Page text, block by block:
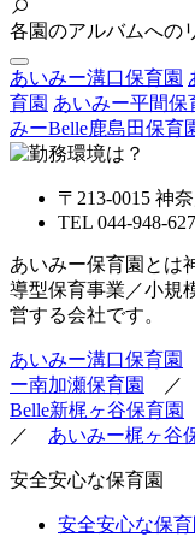
各園のアルバムへの
あいみー溝口保育園
育園 あいみー平間保
みーBelle鹿島田保育
〒213-0015 神
TEL 044-948-
あいみー保育園とは
導型保育事業／小規
営する会社です。
あいみー溝口保育園
ー南加瀬保育園
／
Belle新梶ヶ谷保育園
／ あいみー梶ヶ谷
安全安心な保育園
安全安心な保